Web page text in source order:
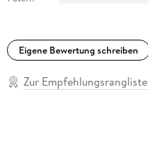
Eigene Bewertung schreiben
Zur Empfehlungsrangliste